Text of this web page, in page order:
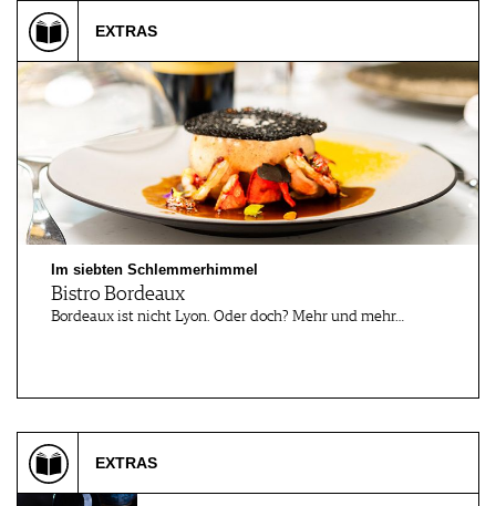
EXTRAS
Im siebten Schlemmerhimmel
Bistro Bordeaux
Bordeaux ist nicht Lyon. Oder doch? Mehr und mehr…
EXTRAS